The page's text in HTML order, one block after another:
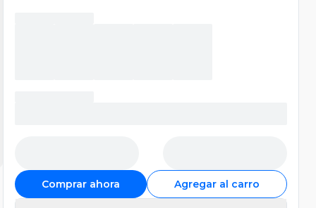
Comprar ahora Agregar al carro